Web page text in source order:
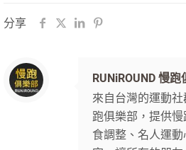
分享
RUNiROUND 慢跑
來自台灣的運動社
跑俱樂部，提供
食調整、名人運